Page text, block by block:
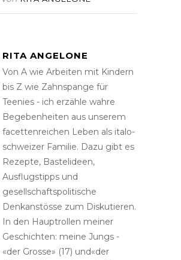
RITA ANGELONE
Von A wie Arbeiten mit Kindern
bis Z wie Zahnspange für
Teenies - ich erzähle wahre
Begebenheiten aus unserem
facettenreichen Leben als italo-
schweizer Familie. Dazu gibt es
Rezepte, Bastelideen,
Ausflugstipps und
gesellschaftspolitische
Denkanstösse zum Diskutieren.
In den Hauptrollen meiner
Geschichten: meine Jungs -
«der Grosse» (17) und«der